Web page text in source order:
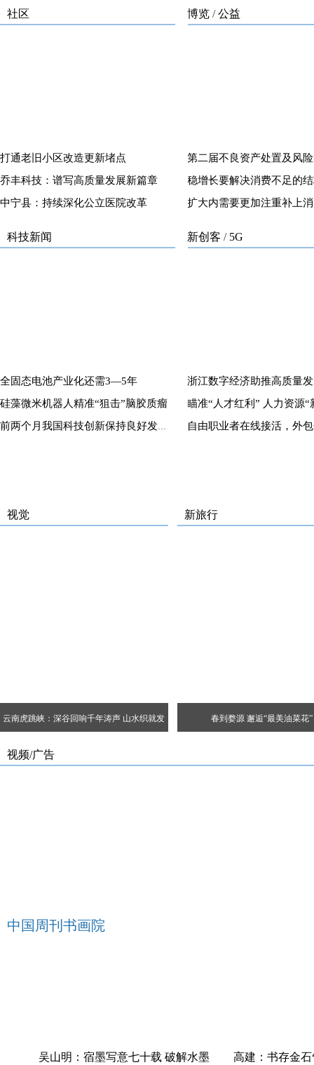
社区
打通老旧小区改造更新堵点
乔丰科技：谱写高质量发展新篇章
中宁县：持续深化公立医院改革
博览 /公益
稳增长要解决消费不足的
扩大内需要更加注重补上
科技新闻
全固态电池产业化还需3—5年
硅藻微米机器人精准“狙击”脑胶质瘤
前两个月我国科技创新保持良好发展势头
新创客 / 5G
浙江数字经济助推高质量
视觉
云南虎跳峡：深谷回响千年涛声 山水织就发
新旅行
春到婺源 邂逅“最美油菜花”
视频/广告
中国周刊书画院
吴山明：宿墨写意七十载 破解水墨 高建：书存金